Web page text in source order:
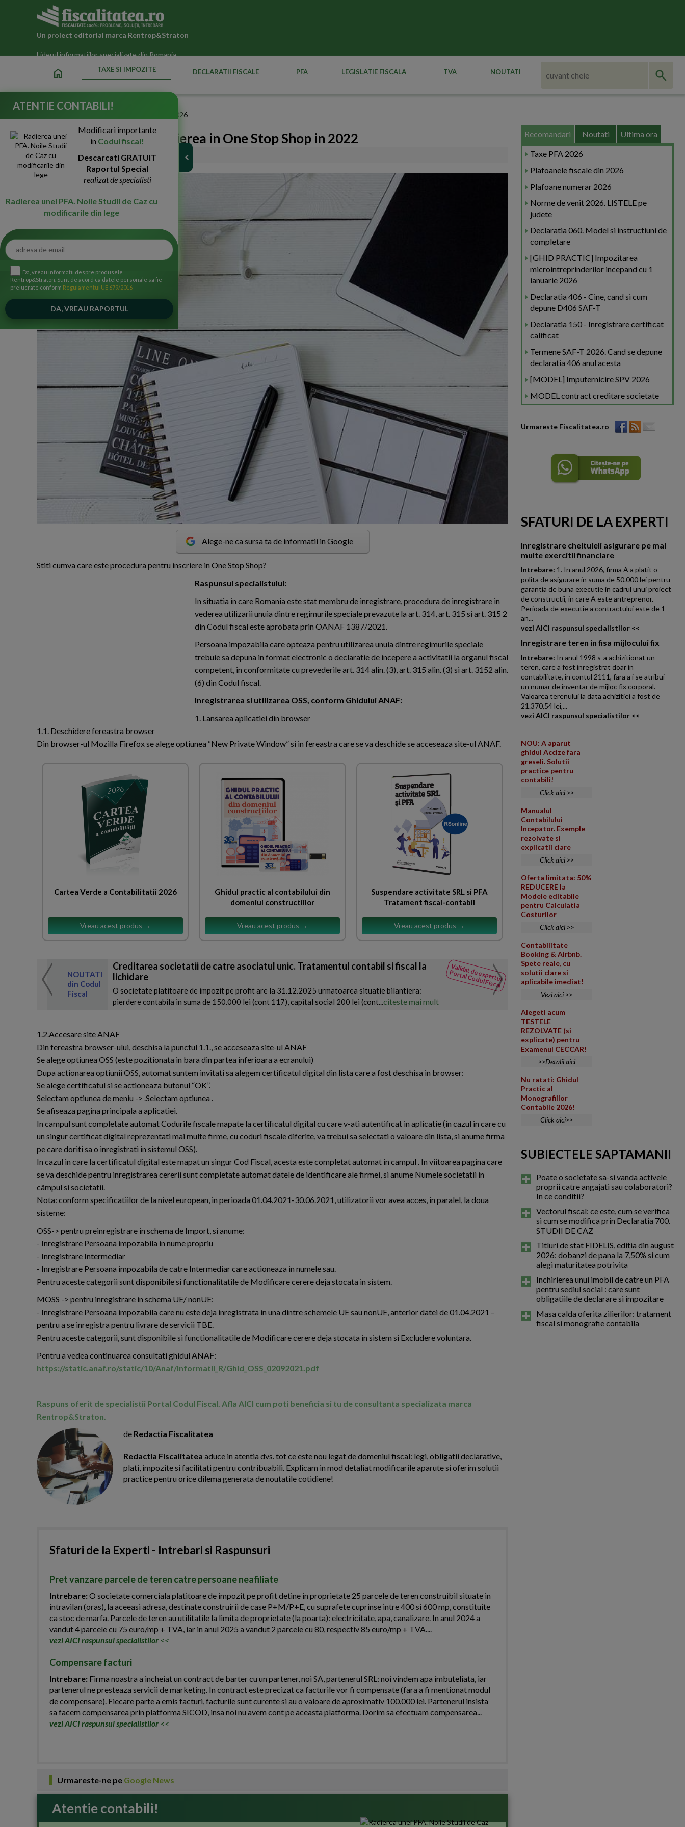
Un proiect editorial marca Rentrop&Straton
-
Liderul informatiilor specializate din Romania
home TAXE SI IMPOZITE DECLARATII FISCALE PFA LEGISLATIE FISCALA TVA NOUTATI
Taxe si impozite datorate statului in 2026
Procedura pentru inscrierea in One Stop Shop in 2022
22-Aug-2022 7781
Alege-ne ca sursa ta de informatii in Google
Stiti cumva care este procedura pentru inscriere in One Stop Shop?
Raspunsul specialistului:
In situatia in care Romania este stat membru de inregistrare, procedura de inregistrare in
vederea utilizarii unuia dintre regimurile speciale prevazute la art. 314, art. 315 si art. 315 2
din Codul fiscal este aprobata prin OANAF 1387/2021.
Persoana impozabila care opteaza pentru utilizarea unuia dintre regimurile speciale
trebuie sa depuna in format electronic o declaratie de incepere a activitatii la organul fiscal
competent, in conformitate cu prevederile art. 314 alin. (3), art. 315 alin. (3) si art. 3152 alin.
(6) din Codul fiscal.
Inregistrarea si utilizarea OSS, conform Ghidului ANAF:
1. Lansarea aplicatiei din browser
1.1. Deschidere fereastra browser
Din browser-ul Mozilla Firefox se alege optiunea “New Private Window” si in fereastra care se va deschide se acceseaza site-ul ANAF.
Cartea Verde a Contabilitatii 2026
Vreau acest produs →
Ghidul practic al contabilului din
domeniul constructiilor
Vreau acest produs →
Suspendare activitate SRL si PFA
Tratament fiscal-contabil
Vreau acest produs →
NOUTATI
din Codul
Fiscal
Validat de expertul
Portal Codul Fiscal
Creditarea societatii de catre asociatul unic. Tratamentul contabil si fiscal la
lichidare
O societate platitoare de impozit pe profit are la 31.12.2025 urmatoarea situatie bilantiera:
pierdere contabila in suma de 150.000 lei (cont 117), capital social 200 lei (cont...citeste mai mult
NOUTATI
din Codul
Fiscal
1.2.Accesare site ANAF
Din fereastra browser-ului, deschisa la punctul 1.1., se acceseaza site-ul ANAF
Se alege optiunea OSS (este pozitionata in bara din partea inferioara a ecranului)
Dupa actionarea optiunii OSS, automat suntem invitati sa alegem certificatul digital din lista care a fost deschisa in browser:
Se alege certificatul si se actioneaza butonul “OK”.
Selectam optiunea de meniu -> .Selectam optiunea .
Se afiseaza pagina principala a aplicatiei.
In campul sunt completate automat Codurile fiscale mapate la certificatul digital cu care v-ati autentificat in aplicatie (in cazul in care cu
un singur certificat digital reprezentati mai multe firme, cu coduri fiscale diferite, va trebui sa selectati o valoare din lista, si anume firma
pe care doriti sa o inregistrati in sistemul OSS).
In cazul in care la certificatul digital este mapat un singur Cod Fiscal, acesta este completat automat in campul . In viitoarea pagina care
se va deschide pentru inregistrarea cererii sunt completate automat datele de identificare ale firmei, si anume Numele societatii in
câmpul si societatii.
Nota: conform specificatiilor de la nivel european, in perioada 01.04.2021-30.06.2021, utilizatorii vor avea acces, in paralel, la doua
sisteme:
OSS-> pentru preinregistrare in schema de Import, si anume:
- Inregistrare Persoana impozabila in nume propriu
- Inregistrare Intermediar
- Inregistrare Persoana impozabila de catre Intermediar care actioneaza in numele sau.
Pentru aceste categorii sunt disponibile si functionalitatile de Modificare cerere deja stocata in sistem.
MOSS -> pentru inregistrare in schema UE/ nonUE:
- Inregistrare Persoana impozabila care nu este deja inregistrata in una dintre schemele UE sau nonUE, anterior datei de 01.04.2021 –
pentru a se inregistra pentru livrare de servicii TBE.
Pentru aceste categorii, sunt disponibile si functionalitatile de Modificare cerere deja stocata in sistem si Excludere voluntara.
Pentru a vedea continuarea consultati ghidul ANAF:
https://static.anaf.ro/static/10/Anaf/Informatii_R/Ghid_OSS_02092021.pdf
Raspuns oferit de specialistii Portal Codul Fiscal. Afla AICI cum poti beneficia si tu de consultanta specializata marca
Rentrop&Straton.
de Redactia Fiscalitatea
Redactia Fiscalitatea aduce in atentia dvs. tot ce este nou legat de domeniul fiscal: legi, obligatii declarative,
plati, impozite si facilitati pentru contribuabili. Explicam in mod detaliat modificarile aparute si oferim solutii
practice pentru orice dilema generata de noutatile cotidiene!
Sfaturi de la Experti - Intrebari si Raspunsuri
Pret vanzare parcele de teren catre persoane neafiliate
Intrebare:O societate comerciala platitoare de impozit pe profit detine in proprietate 25 parcele de teren construibil situate in
intravilan (oras), la aceeasi adresa, destinate construirii de case P+M/P+E, cu suprafete cuprinse intre 400 si 600 mp, constituite
ca stoc de marfa. Parcele de teren au utilitatile la limita de proprietate (la poarta): electricitate, apa, canalizare. In anul 2024 a
vandut 4 parcele cu 75 euro/mp + TVA, iar in anul 2025 a vandut 2 parcele cu 80, respectiv 85 euro/mp + TVA....
vezi AICI raspunsul specialistilor <<
Compensare facturi
Intrebare: Firma noastra a incheiat un contract de barter cu un partener, noi SA, partenerul SRL: noi vindem apa imbuteliata, iar
partenerul ne presteaza servicii de marketing. In contract este precizat ca facturile vor fi compensate (fara a fi mentionat modul
de compensare). Fiecare parte a emis facturi, facturile sunt curente si au o valoare de aproximativ 100.000 lei. Partenerul insista
sa facem compensarea prin platforma SICOD, insa noi nu avem cont pe aceasta platforma. Dorim sa efectuam compensarea...
vezi AICI raspunsul specialistilor <<
Urmareste-ne pe Google News
Atentie contabili!
Recomandari Noutati Ultima ora
Taxe PFA 2026
Plafoanele fiscale din 2026
Plafoane numerar 2026
Norme de venit 2026. LISTELE pe
judete
Declaratia 060. Model si instructiuni de
completare
[GHID PRACTIC] Impozitarea
microintreprinderilor incepand cu 1
ianuarie 2026
Declaratia 406 - Cine, cand si cum
depune D406 SAF-T
Declaratia 150 - Inregistrare certificat
calificat
Termene SAF-T 2026. Cand se depune
declaratia 406 anul acesta
[MODEL] Imputernicire SPV 2026
MODEL contract creditare societate
Urmareste Fiscalitatea.ro
SFATURI DE LA EXPERTI
Inregistrare cheltuieli asigurare pe mai
multe exercitii financiare
Intrebare: 1. In anul 2026, firma A a platit o
polita de asigurare in suma de 50.000 lei pentru
garantia de buna executie in cadrul unui proiect
de constructii, in care A este antreprenor.
Perioada de executie a contractului este de 1
an...
vezi AICI raspunsul specialistilor <<
Inregistrare teren in fisa mijlocului fix
Intrebare: In anul 1998 s-a achizitionat un
teren, care a fost inregistrat doar in
contabilitate, in contul 2111, fara a i se atribui
un numar de inventar de mijloc fix corporal.
Valoarea terenului la data achizitiei a fost de
21.370,54 lei,...
vezi AICI raspunsul specialistilor <<
NOU: A aparut
ghidul Accize fara
greseli. Solutii
practice pentru
contabili!
Click aici >>
Manualul
Contabilului
Incepator. Exemple
rezolvate si
explicatii clare
Click aici >>
Oferta limitata: 50%
REDUCERE la
Modele editabile
pentru Calculatia
Costurilor
Click aici >>
Contabilitate
Booking & Airbnb.
Spete reale, cu
solutii clare si
aplicabile imediat!
Vezi aici >>
Alegeti acum
TESTELE
REZOLVATE (si
explicate) pentru
Examenul CECCAR!
>>Detalii aici
Nu ratati: Ghidul
Practic al
Monografiilor
Contabile 2026!
Click aici>>
SUBIECTELE SAPTAMANII
Poate o societate sa-si vanda activele
proprii catre angajati sau colaboratori?
In ce conditii?
Vectorul fiscal: ce este, cum se verifica
si cum se modifica prin Declaratia 700.
STUDII DE CAZ
Titluri de stat FIDELIS, editia din august
2026: dobanzi de pana la 7,50% si cum
alegi maturitatea potrivita
Inchirierea unui imobil de catre un PFA
pentru sediul social : care sunt
obligatiile de declarare si impozitare
Masa calda oferita zilierilor: tratament
fiscal si monografie contabila
ATENTIE CONTABILI!
Modificari importante
in Codul fiscal!
Descarcati GRATUIT
Raportul Special
realizat de specialisti
Radierea unei PFA. Noile Studii de Caz cu
modificarile din lege
Da, vreau informatii despre produsele
Rentrop&Straton. Sunt de acord ca datele personale sa fie
prelucrate conform Regulamentul UE 679/2016